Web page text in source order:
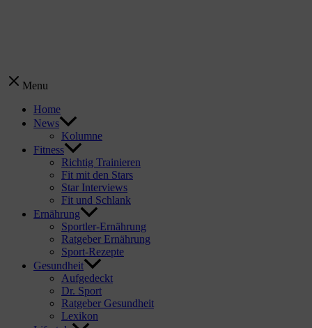
Menu
Home
News
Kolumne
Fitness
Richtig Trainieren
Fit mit den Stars
Star Interviews
Fit und Schlank
Ernährung
Sportler-Ernährung
Ratgeber Ernährung
Sport-Rezepte
Gesundheit
Aufgedeckt
Dr. Sport
Ratgeber Gesundheit
Lexikon